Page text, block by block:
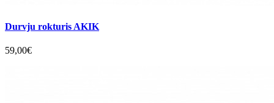
Durvju rokturis AKIK
59,00€